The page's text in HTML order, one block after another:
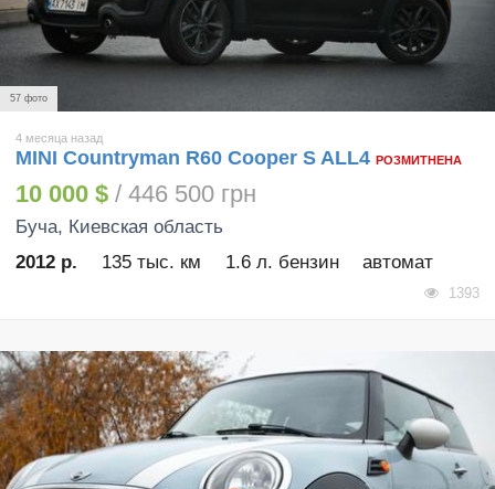
57 фото
4 месяца назад
MINI Countryman R60 Cooper S ALL4 РОЗМИТНЕНА
10 000 $ / 446 500 грн
Буча, Киевская область
2012 р.
135 тыс. км 1.6 л. бензин автомат
1393